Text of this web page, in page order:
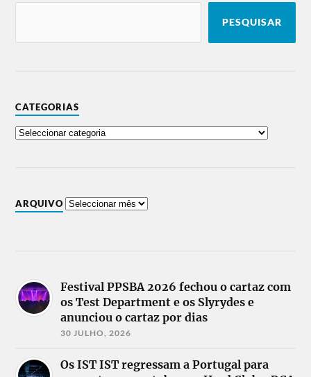
PESQUISAR
CATEGORIAS
ARQUIVO
Festival PPSBA 2026 fechou o cartaz com
os Test Department e os Slyrydes e
anunciou o cartaz por dias
30 JULHO, 2026
Os IST IST regressam a Portugal para